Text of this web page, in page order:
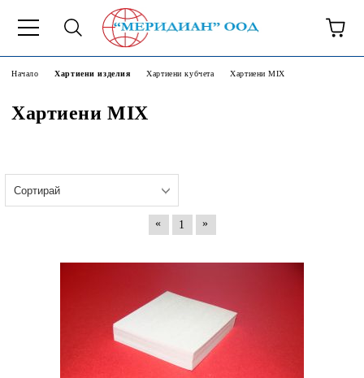
Начало Хартиени изделия Хартиени кубчета Хартиени МIX
Хартиени МIX
« 1 »